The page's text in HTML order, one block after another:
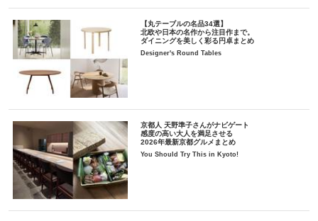
【丸テーブルの名品34選】
北欧や日本の名作から注目作まで。
ダイニングを美しく彩る円卓まとめ
Designer's Round Tables
京都人 天野準子さんがナビゲート
感度の高い大人を満足させる
2026年最新京都グルメまとめ
You Should Try This in Kyoto!